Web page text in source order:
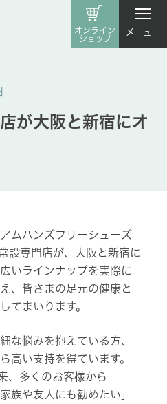
オンライン
ショップ
メニュー
が大阪と新宿にオ
ムハンズフリーシューズ
設専門店が、 大阪と​新宿に​
い​ラインナップを​実際に​
、 皆さまの​足元の​健康と​
て​まいります。
な​悩みを​抱えている方、
高い​支持を​得ています。
、​多くの​お客様から
族や​友人に​も​勧めたい」